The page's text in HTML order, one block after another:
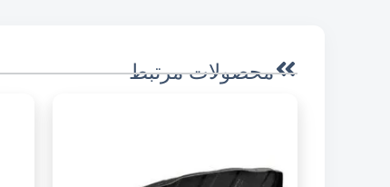
محصولات مرتبط